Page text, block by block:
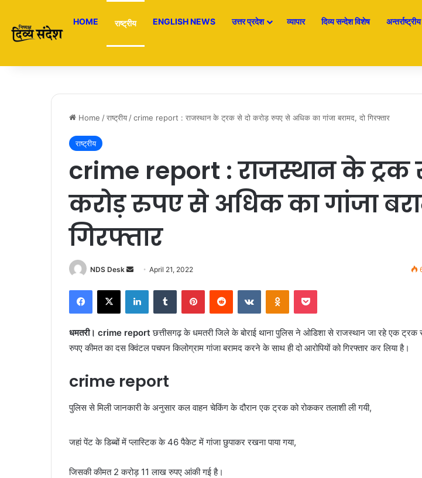
HOME राष्ट्रीय ENGLISH NEWS उत्तर प्रदेश व्यापार दिव्य सन्देश विशेष अन्तर्राष्ट्रीय
Home /राष्ट्रीय /crime report : राजस्थान के ट्रक से दो करोड़ रुपए से अधिक का गांजा बरामद, दो गिरफ्तार
राष्ट्रीय
crime report : राजस्थान के ट्रक
करोड़ रुपए से अधिक का गांजा
गिरफ्तार
NDS Desk
n
d
n
e
a
l
April 21, 2022
धमतरी। crime reportछत्तीसगढ़ के धमतरी जिले के बोराई थाना पुलिस ने ओडिशा से राजस्थान जा रहे एक
रुपए कीमत का दस क्विंटल पचपन किलोग्राम गांजा बरामद करने के साथ ही दो आरोपियों को गिरफ्तार कर लिया है।
crime report
पुलिस से मिली जानकारी के अनुसार कल वाहन चेकिंग के दौरान एक ट्रक को रोककर तलाशी ली गयी,
जहां पेंट के डिब्बों में प्लास्टिक के 46 पैकेट में गांजा छुपाकर रखना पाया गया,
जिसकी कीमत 2 करोड़ 11 लाख रुपए आंकी गई है।